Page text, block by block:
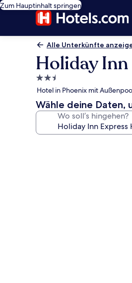
Zum Hauptinhalt springen
Alle Unterkünfte
Holiday
2.5-
Sterne-
Unterkunft
Hotel in Phoenix mit
Wähle deine Daten,
Wo soll’s hingehen?